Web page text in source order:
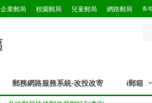
企業郵局 校園郵局 兒童郵局 網路郵局 各
郵務網路服務系統-改投改寄 i郵箱